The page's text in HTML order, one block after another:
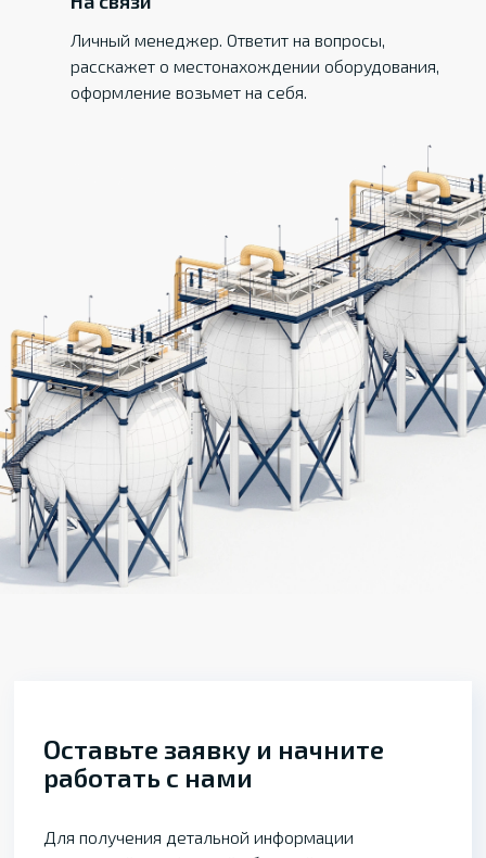
Личный менеджер. Ответит на вопросы,
расскажет о местонахождении оборудования,
оформление возьмет на себя.
Оставьте заявку и начните
работать с нами
Для получения детальной информации